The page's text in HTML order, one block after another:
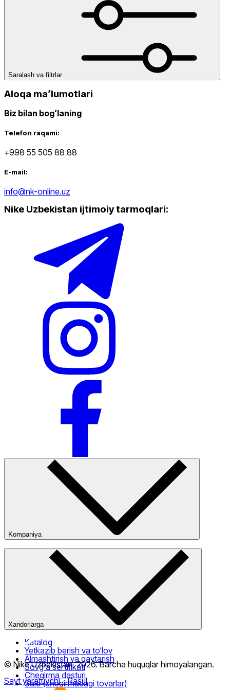
Saralash va filtrlar
Aloqa maʼlumotlari
Biz bilan bogʻlaning
Telefon raqami:
+998 55 505 88 88
E-mail:
info@nk-online.uz
Nike Uzbekistan ijtimoiy tarmoqlari:
Kompaniya
Kompaniya haqida
Bizning do‘konlarimiz
Ommaviy oferta
Xaridorlarga
Katalog
Yetkazib berish va to‘lov
Almashtirish va qaytarish
Sovg‘a sertifikati
Chegirma dasturi
Sale (chegirmadagi tovarlar)
© Nike Uzbekistan,2026.Barcha huquqlar himoyalangan.
Sayt yaratuvchi- Rasul